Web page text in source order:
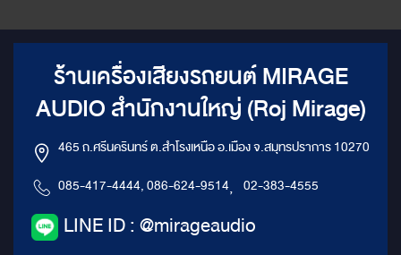
ร้านเครื่องเสียงรถยนต์ MIRAGE
AUDIO สำนักงานใหญ่ (Roj Mirage)
465 ถ.ศรีนครินทร์ ต.สำโรงเหนือ อ.เมือง จ.สมุทรปราการ 10270
085-417-4444, 086-624-9514, 02-383-4555
LINE ID : @mirageaudio